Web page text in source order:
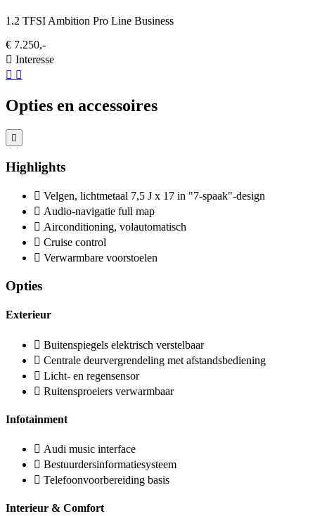
1.2 TFSI Ambition Pro Line Business
€ 7.250,-
Interesse
Opties en accessoires
Highlights
Velgen, lichtmetaal 7,5 J x 17 in "7-spaak"-design
Audio-navigatie full map
Airconditioning, volautomatisch
Cruise control
Verwarmbare voorstoelen
Opties
Exterieur
Buitenspiegels elektrisch verstelbaar
Centrale deurvergrendeling met afstandsbediening
Licht- en regensensor
Ruitensproeiers verwarmbaar
Infotainment
Audi music interface
Bestuurdersinformatiesysteem
Telefoonvoorbereiding basis
Interieur & Comfort